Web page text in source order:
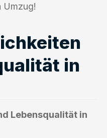
Umzug!
in
Lebensqualität in